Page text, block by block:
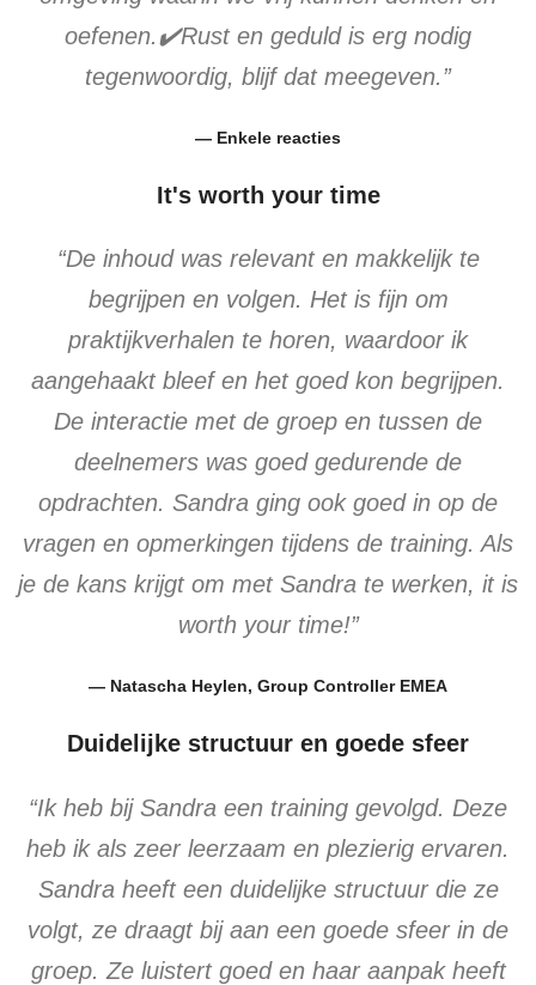
oefenen.✔️Rust en geduld is erg nodig
tegenwoordig, blijf dat meegeven.”
— Enkele reacties
It's worth your time
“De inhoud was relevant en makkelijk te
begrijpen en volgen. Het is fijn om
praktijkverhalen te horen, waardoor ik
aangehaakt bleef en het goed kon begrijpen.
De interactie met de groep en tussen de
deelnemers was goed gedurende de
opdrachten. Sandra ging ook goed in op de
vragen en opmerkingen tijdens de training. Als
je de kans krijgt om met Sandra te werken, it is
worth your time!”
— Natascha Heylen, Group Controller EMEA
Duidelijke structuur en goede sfeer
“Ik heb bij Sandra een training gevolgd. Deze
heb ik als zeer leerzaam en plezierig ervaren.
Sandra heeft een duidelijke structuur die ze
volgt, ze draagt bij aan een goede sfeer in de
groep. Ze luistert goed en haar aanpak heeft